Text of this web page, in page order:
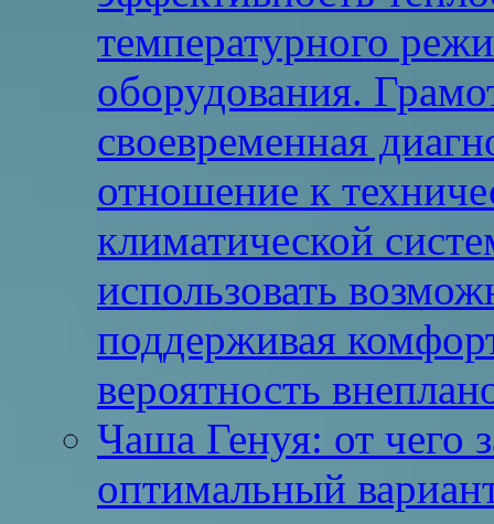
температурного
оборудования.
своевременная
отношение к
климатической
использовать
поддерживая
вероятность
Чаша Генуя: от чего
оптимальный